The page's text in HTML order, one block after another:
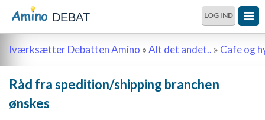
DEBAT LOG IND
Iværksætter Debatten Amino »Alt det andet.. » Cafe og
Råd fra spedition/shipping branchen
ønskes